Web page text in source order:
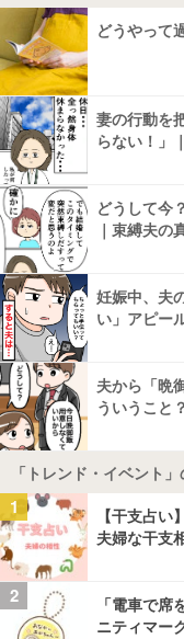
どうやって
妻の行動を
らない！」
どうして今
｜束縛夫の
妊娠中、夫
い」アピー
夫から「晩
ういうこと？
「トレンド・イベント
1
【干支占
夫婦な干支
2
「電車で
ニティマー